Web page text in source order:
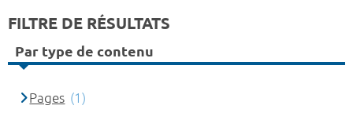
FILTRE DE RÉSULTATS
Par type de contenu
Pages (1)